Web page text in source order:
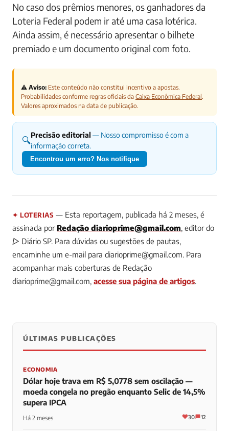
No caso dos prêmios menores, os ganhadores da
Loteria Federal podem ir até uma casa lotérica.
Ainda assim, é necessário apresentar o bilhete
premiado e um documento original com foto.
⚠️ Aviso: Este conteúdo não constitui incentivo a apostas.
Probabilidades conforme regras oficiais da Caixa Econômica Federal.
Valores aproximados na data de publicação.
🔍Precisão editorial — Nosso compromisso é com a
informação correta.
Encontrou um erro? Nos notifique
✦ LOTERIAS — Esta reportagem, publicada há 2 meses, é
assinada por Redação diarioprime@gmail.com, editor do
▷ Diário SP. Para dúvidas ou sugestões de pautas,
encaminhe um e-mail para diarioprime@gmail.com. Para
acompanhar mais coberturas de Redação
diarioprime@gmail.com, acesse sua página de artigos.
0 0 0
ÚLTIMAS PUBLICAÇÕES
ECONOMIA
Dólar hoje trava em R$ 5,0778 sem oscilação —
moeda congela no pregão enquanto Selic de 14,5%
supera IPCA
Há 2 meses 30 12